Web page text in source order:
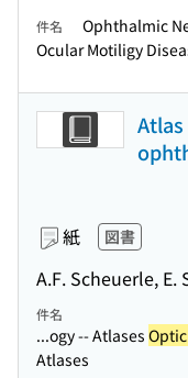
件名 Ophthalmic
Ocular Motiligy
紙 図書
A.F. Scheuerle, E.
件名
...ogy -- Atlases
Atlases